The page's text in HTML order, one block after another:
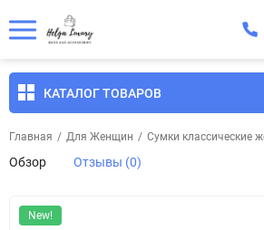
КАТАЛОГ ТОВАРОВ
Главная / Для Женщин / Сумки классические
Обзор Отзывы (0)
New!